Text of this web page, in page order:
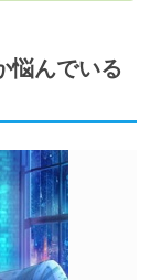
悩んでいる